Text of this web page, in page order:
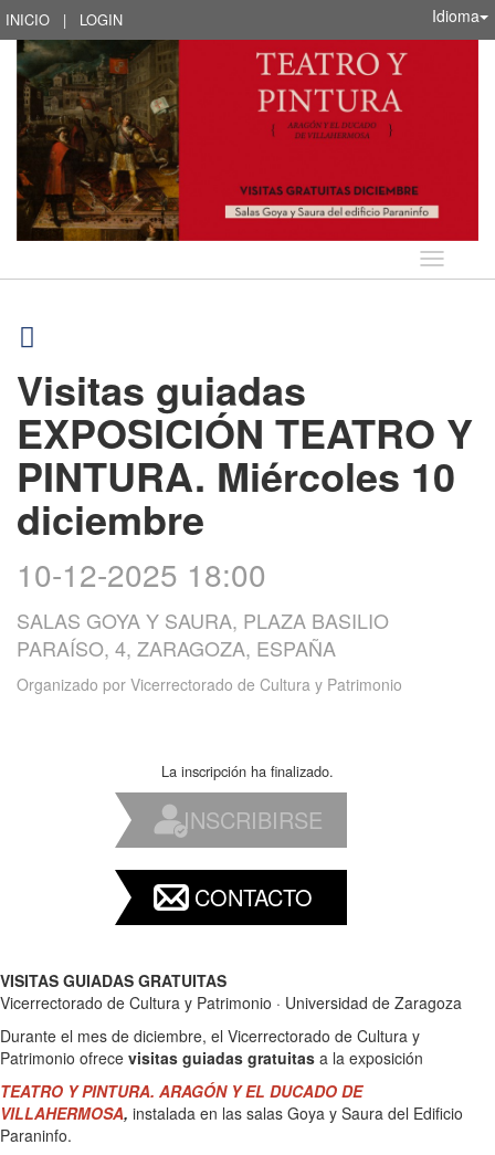
INICIO | LOGIN Idioma
Idioma
Visitas guiadas
EXPOSICIÓN TEATRO Y
PINTURA. Miércoles 10
diciembre
10-12-2025 18:00
SALAS GOYA Y SAURA, PLAZA BASILIO
PARAÍSO, 4, ZARAGOZA, ESPAÑA
Organizado por Vicerrectorado de Cultura y Patrimonio
La inscripción ha finalizado.
INSCRIBIRSE
CONTACTO
VISITAS GUIADAS GRATUITAS
Vicerrectorado de Cultura y Patrimonio · Universidad de Zaragoza
Durante el mes de diciembre, el Vicerrectorado de Cultura y
Patrimonio ofrece visitas guiadas gratuitas a la exposición
TEATRO Y PINTURA. ARAGÓN Y EL DUCADO DE
VILLAHERMOSA, instalada en las salas Goya y Saura del Edificio
Paraninfo.